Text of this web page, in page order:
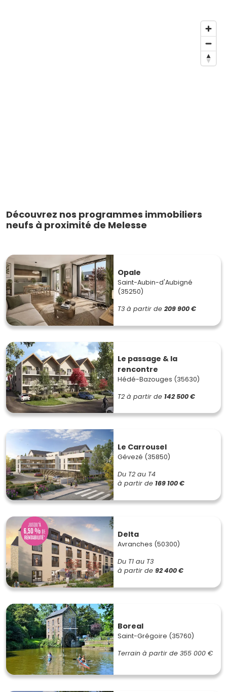
Découvrez nos programmes immobiliers
neufs à proximité de Melesse
Opale
Saint-Aubin-d'Aubigné
(35250)
T3 à partir de 209 900 €
Le passage & la
rencontre
Hédé-Bazouges (35630)
T2 à partir de 142 500 €
Le Carrousel
Gévezé (35850)
Du T2 au T4
à partir de 169 100 €
Delta
Avranches (50300)
Du T1 au T3
à partir de 92 400 €
Boreal
Saint-Grégoire (35760)
Terrain à partir de 355 000 €